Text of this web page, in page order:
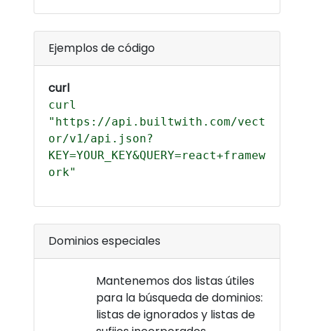
Ejemplos de código
curl
curl
"https://api.builtwith.com/vect
or/v1/api.json?
KEY=YOUR_KEY&QUERY=react+framew
ork"
Dominios especiales
Mantenemos dos listas útiles
para la búsqueda de dominios:
listas de ignorados y listas de